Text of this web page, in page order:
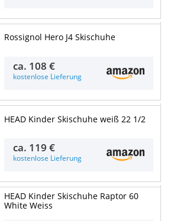
Rossignol Hero J4 Skischuhe
ca. 108 €
kostenlose Lieferung
HEAD Kinder Skischuhe weiß 22 1/2
ca. 119 €
kostenlose Lieferung
HEAD Kinder Skischuhe Raptor 60
White Weiss